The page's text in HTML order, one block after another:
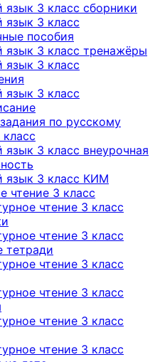
язык 3 класс сборники
язык 3 класс
пособия
язык 3 класс тренажёры
язык 3 класс
язык 3 класс
по русскому
язык 3 класс внеурочная
язык 3 класс КИМ
чтение 3 класс
чтение 3 класс
чтение 3 класс
тетради
чтение 3 класс
чтение 3 класс
чтение 3 класс
чтение 3 класс